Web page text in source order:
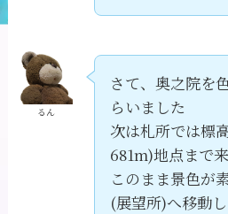
るん
さて、奥之院を
らいました
次は札所では標
681m)地点まで
このまま景色が
(展望所)へ移動